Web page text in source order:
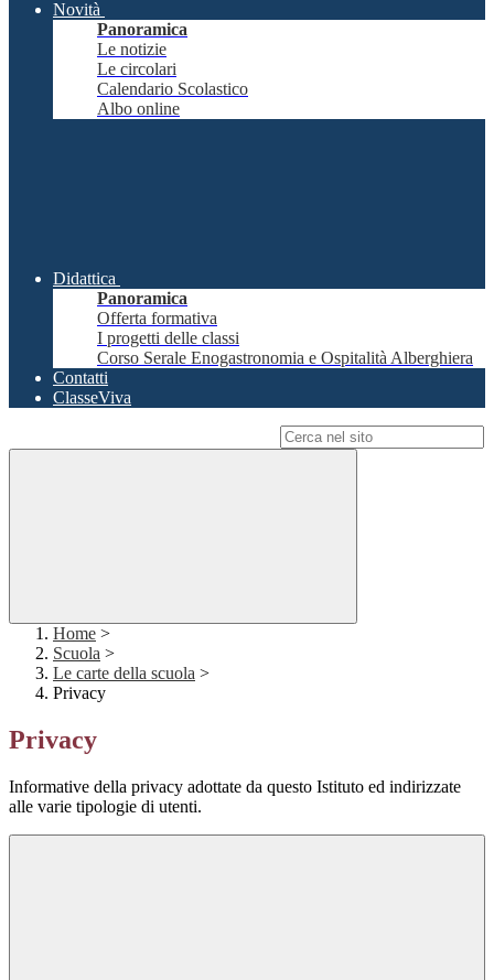
Novità
Panoramica
Le notizie
Le circolari
Calendario Scolastico
Albo online
Didattica
Panoramica
Offerta formativa
I progetti delle classi
Corso Serale Enogastronomia e Ospitalità Alberghiera
Contatti
ClasseViva
Home >
Scuola >
Le carte della scuola >
Privacy
Privacy
Informative della privacy adottate da questo Istituto ed indirizzate
alle varie tipologie di utenti.